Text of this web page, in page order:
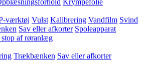
Krympefolie
værktøj Vulst Kalibrering Vandfilm Svind
Sav eller afkorter Spoleapparat
stop af røranlæg
Trækbænken Sav eller afkorter